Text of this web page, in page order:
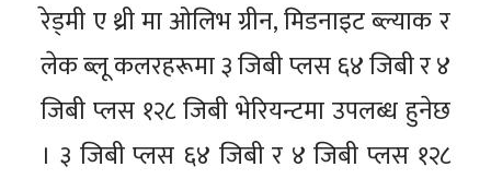
रेड्मी ए थ्री मा ओलिभ ग्रीन, मिडनाइट ब्ल्याक र
लेक ब्लू कलरहरूमा ३ जिबी प्लस ६४ जिबी र ४
जिबी प्लस १२८ जिबी भेरियन्टमा उपलब्ध हुनेछ
। ३ जिबी प्लस ६४ जिबी र ४ जिबी प्लस १२८